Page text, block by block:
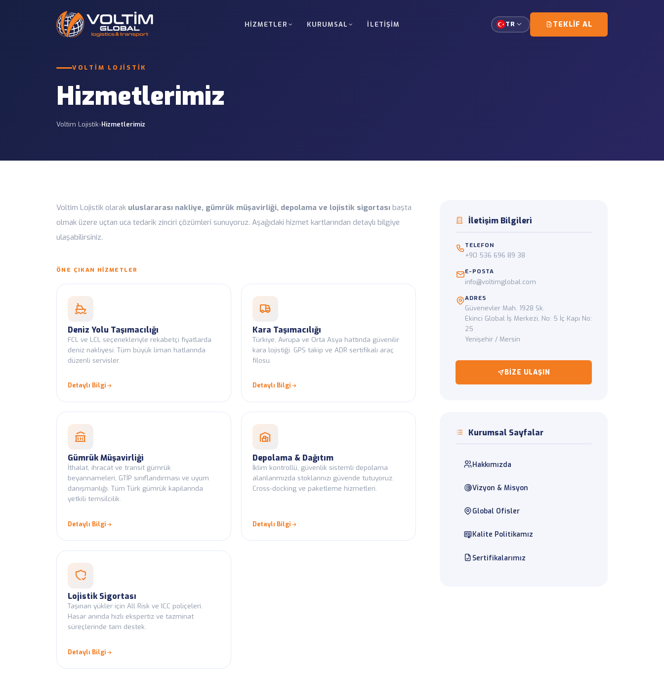
HIZMETLER
Karayolu Taşımacılığı
Gümrükleme Hizmetleri Parsiyel Yük (LTL)
Limanlardan depo, fabrika veya proje sahalarına teslimat.
Yükleme, boşaltma ve saha içi operasyonlarda ekipman
Yükleme noktasından teslim adresine tek elden yönetim.
KURUMSAL İLETIŞIM TR TEKLIF AL
VOLTIM LOJISTIK
Hizmetlerimiz
Voltim Lojistik›Hizmetlerimiz
Voltim Lojistik olarak uluslararası nakliye, gümrük müşavirliği, depolama ve lojistik sigortası başta
olmak üzere uçtan uca tedarik zinciri çözümleri sunuyoruz. Aşağıdaki hizmet kartlarından detaylı bilgiye
ulaşabilirsiniz.
ÖNE ÇIKAN HIZMETLER
Deniz Yolu Taşımacılığı
FCL ve LCL seçenekleriyle rekabetçi fiyatlarda
deniz nakliyesi. Tüm büyük liman hatlarında
düzenli servisler.
Detaylı Bilgi
Kara Taşımacılığı
Türkiye, Avrupa ve Orta Asya hattında güvenilir
kara lojistiği. GPS takip ve ADR sertifikalı araç
filosu.
Detaylı Bilgi
Gümrük Müşavirliği
İthalat, ihracat ve transit gümrük
beyannameleri, GTİP sınıflandırması ve uyum
danışmanlığı. Tüm Türk gümrük kapılarında
yetkili temsilcilik.
Detaylı Bilgi
Depolama & Dağıtım
İklim kontrollü, güvenlik sistemli depolama
alanlarımızda stoklarınızı güvende tutuyoruz.
Cross-docking ve paketleme hizmetleri.
Detaylı Bilgi
Lojistik Sigortası
Taşınan yükler için All Risk ve ICC poliçeleri.
Hasar anında hızlı ekspertiz ve tazminat
süreçlerinde tam destek.
Detaylı Bilgi
İletişim Bilgileri
TELEFON
+90 536 696 89 38
E-POSTA
info@voltimglobal.com
ADRES
Güvenevler Mah. 1928 Sk.
Ekinci Global İş Merkezi, No: 5 İç Kapı No:
25
Yenişehir / Mersin
BIZE ULAŞIN
Kurumsal Sayfalar
Hakkımızda
Vizyon & Misyon
Global Ofisler
Kalite Politikamız
Sertifikalarımız